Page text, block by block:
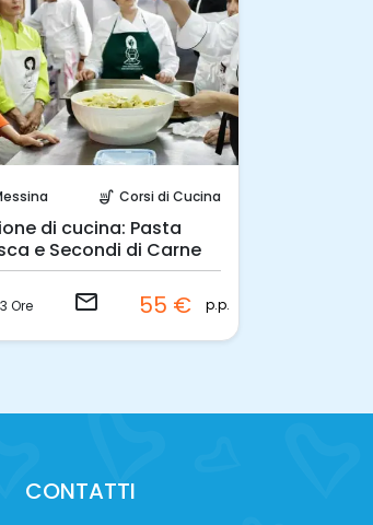
soup_kitchen Corsi di Cucina
di cucina: Pasta
e Secondi di Carne
3 Ore email 55 € p.p.
CONTATTI